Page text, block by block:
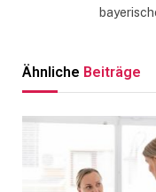
Ähnliche Beiträge